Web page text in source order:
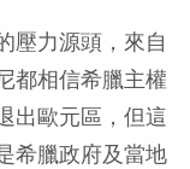
壓力源頭，來自
都相信希臘主權
出歐元區，但這
希臘政府及當地